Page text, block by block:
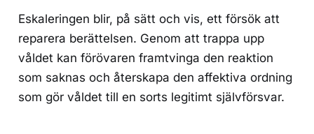
Eskaleringen blir, på sätt och vis, ett försök att
reparera berättelsen. Genom att trappa upp
våldet kan förövaren framtvinga den reaktion
som saknas och återskapa den affektiva ordning
som gör våldet till en sorts legitimt självförsvar.